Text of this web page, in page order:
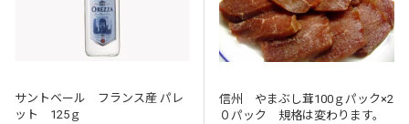
サントベール フランス産 パレ
ット 125ｇ
信州 やまぶし茸100ｇパック×2
０パック 規格は変わります。